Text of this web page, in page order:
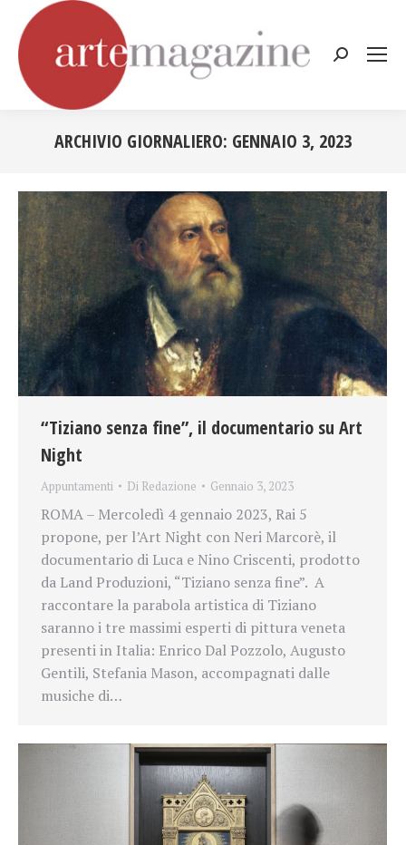
Cerca:
ARCHIVIO GIORNALIERO: GENNAIO 3, 2023
“Tiziano senza fine”, il documentario su Art
Night
Appuntamenti Di Redazione Gennaio 3, 2023
ROMA – Mercoledì 4 gennaio 2023, Rai 5
propone, per l’Art Night con Neri Marcorè, il
documentario di Luca e Nino Criscenti, prodotto
da Land Produzioni, “Tiziano senza fine”. A
raccontare la parabola artistica di Tiziano
saranno i tre massimi esperti di pittura veneta
presenti in Italia: Enrico Dal Pozzolo, Augusto
Gentili, Stefania Mason, accompagnati dalle
musiche di…